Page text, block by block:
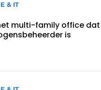
& IT
multi-family office dat
is